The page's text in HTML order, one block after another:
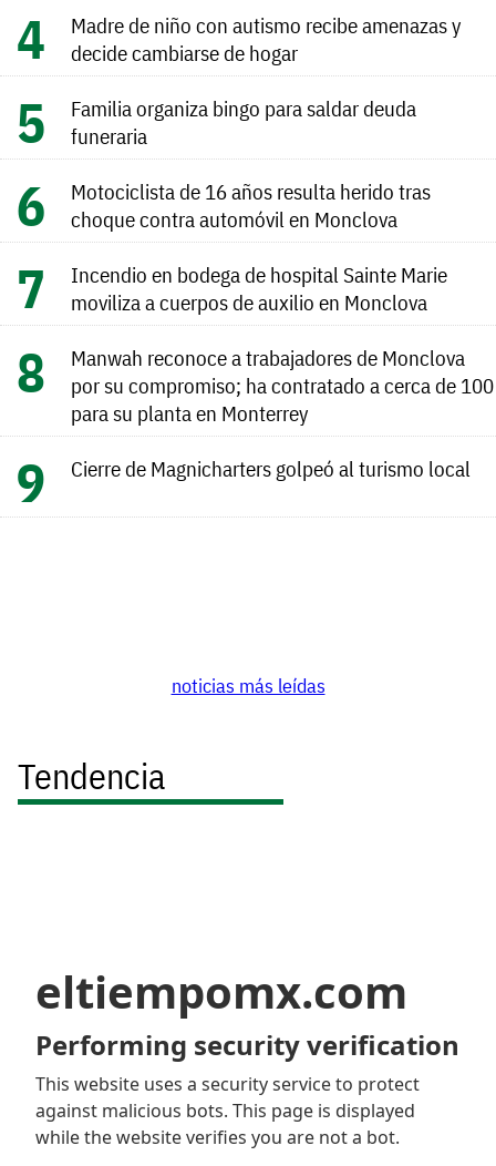
Madre de niño con autismo recibe amenazas y
decide cambiarse de hogar
Familia organiza bingo para saldar deuda
funeraria
Motociclista de 16 años resulta herido tras
choque contra automóvil en Monclova
Incendio en bodega de hospital Sainte Marie
moviliza a cuerpos de auxilio en Monclova
Manwah reconoce a trabajadores de Monclova
por su compromiso; ha contratado a cerca de 100
para su planta en Monterrey
Cierre de Magnicharters golpeó al turismo local
noticias más leídas
Tendencia